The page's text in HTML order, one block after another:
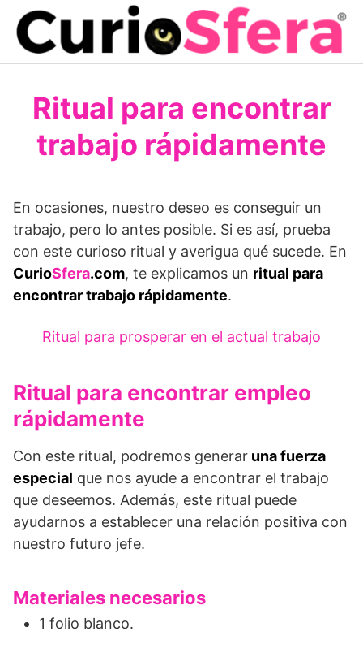
Saltar
contenido
Ritual para encontrar
trabajo rápidamente
En ocasiones, nuestro deseo es conseguir un
trabajo, pero lo antes posible. Si es así, prueba
con este curioso ritual y averigua qué sucede. En
CurioSfera.com, te explicamos un ritual para
encontrar trabajo rápidamente.
Ritual para prosperar en el actual trabajo
Ritual para encontrar empleo
rápidamente
Con este ritual, podremos generar una fuerza
especial que nos ayude a encontrar el trabajo
que deseemos. Además, este ritual puede
ayudarnos a establecer una relación positiva con
nuestro futuro jefe.
Materiales necesarios
1 folio blanco.